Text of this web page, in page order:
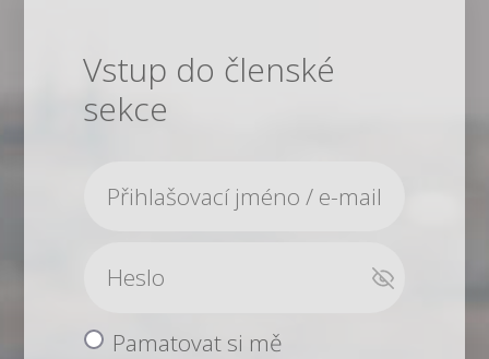
Vstup do členské
sekce
Pamatovat si mě